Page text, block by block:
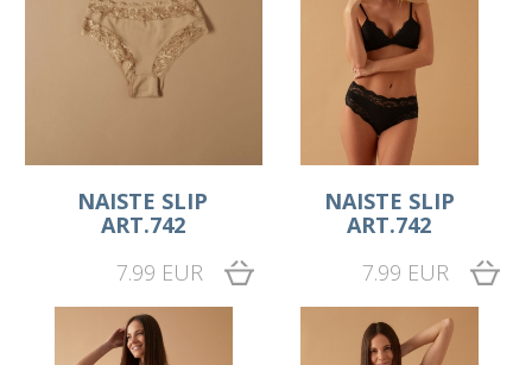
NAISTE SLIP
ART.742
7.99 EUR
NAISTE SLIP
ART.742
7.99 EUR